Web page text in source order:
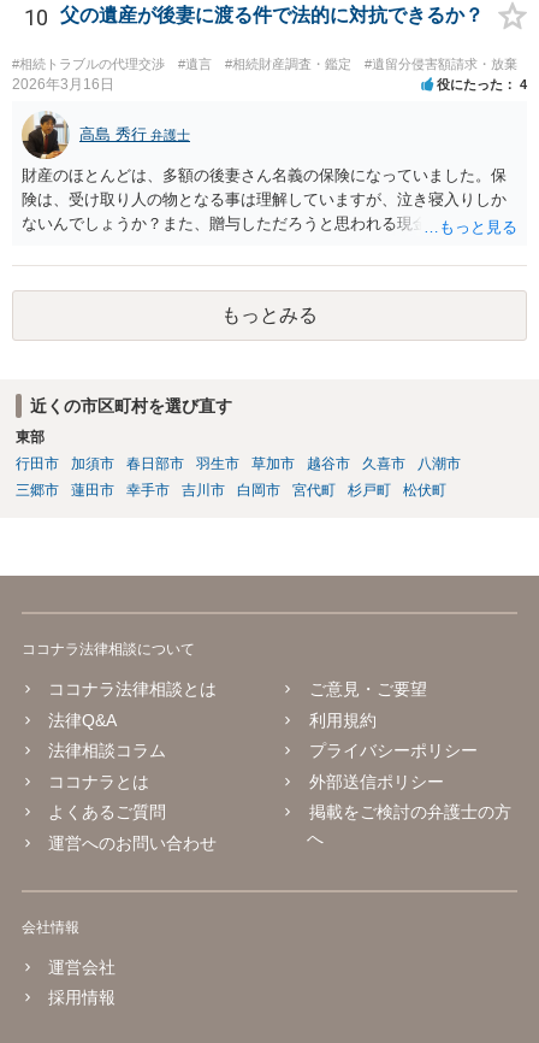
後見人から相談があることも考えられます。 また、お祖母さんがお亡
くなりになった場合、相続人となる可能性がありますが、 その場合は
相続放棄されれば問題ありません。 ３） 完全に拒否する方法はないか
もしれませんが、 関わりを持ちたくないとのことでしたら、親族の意
見書にその旨を記載して提出しておけば良いかも知れません。 後見人
としても、関わりを拒否している親族にあえて連絡をしてくる可能性
は低いと考えられます。 以上、ご参考になさってください。
10 父の遺産が後妻に渡る件で法的に対抗できるか？
#相続トラブルの代理交渉 #遺言 #相続財産調査・鑑定 #遺留分侵害額請求・放棄
2026年3月16日 役にたった 4
高島 秀行 弁護士
財産のほとんどは、多額の後妻さん名義の保険になっていました。保
険は、受け取り人の物となる事は理解していますが、泣き寝入りしか
ないんでしょうか？また、贈与しただろうと思われる現金の引き出し
うか？ 保険は原則として受取人のものですが、遺産全体での保険金
の割合が高い場合、掛け金が一括払いで、保険金が掛け金の額と同様
の額の場合などは特別受益として遺留分の対象となる可能性がありま
す。 多額の現金の引き出しは、相手に渡ったかどうか、そのとき父
もっとみる
近くの市区町村を選び直す
東部
行田市
加須市 春日部市 羽生市 草加市 越谷市 久喜市
八潮市
三郷市
蓮田市 幸手市 吉川市 白岡市 宮代町 杉戸町 松伏町
ココナラ法律相談について
ココナラ法律相談とは
法律Q&A
法律相談コラム
ココナラとは
よくあるご質問
運営へのお問い合わせ
ご意見・ご要望
利用規約
プライバシーポリシー
外部送信ポリシー
掲載をご検討の弁護士の方
へ
会社情報
運営会社
採用情報